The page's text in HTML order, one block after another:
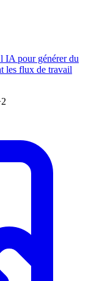
IA pour générer du
les flux de travail